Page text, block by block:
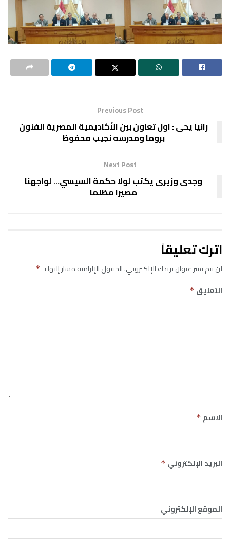
Previous Post
رانيا يحى : اول تعاون بين الأكاديمية المصرية الفنون
بروما ومدرسه نجيب محفوظ
Next Post
وجدى وزيرى يكتب لولا حكمة السيسي… لواجهنا
مصيراً مظلماً
اترك تعليقاً
لن يتم نشر عنوان بريدك الإلكتروني.الحقول الإلزامية مشار إليها بـ*
التعليق *
الاسم *
البريد الإلكتروني *
الموقع الإلكتروني